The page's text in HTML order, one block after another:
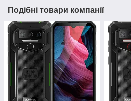
Подібні товари компанії